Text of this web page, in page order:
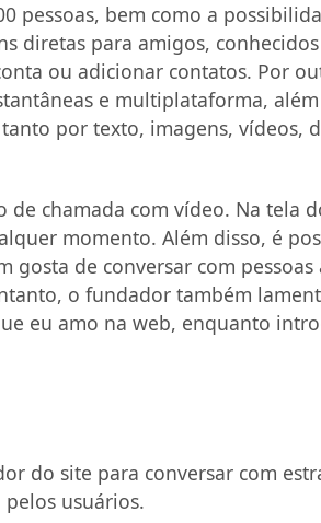
pessoas, bem como a
diretas para amigos, conhecidos
ou adicionar contatos. Por
e multiplataforma,
por texto, imagens, vídeos,
chamada com vídeo. Na tela
momento. Além disso, é
de conversar com pessoas
o fundador também
eu amo na web, enquanto
do site para conversar com
usuários.